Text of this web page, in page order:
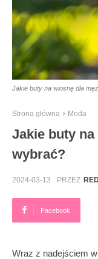
Jakie buty na wiosnę dla
Strona główna Moda
Jakie buty
wybrać?
2024-03-13 PRZEZ
Facebook
Wraz z nadejściem